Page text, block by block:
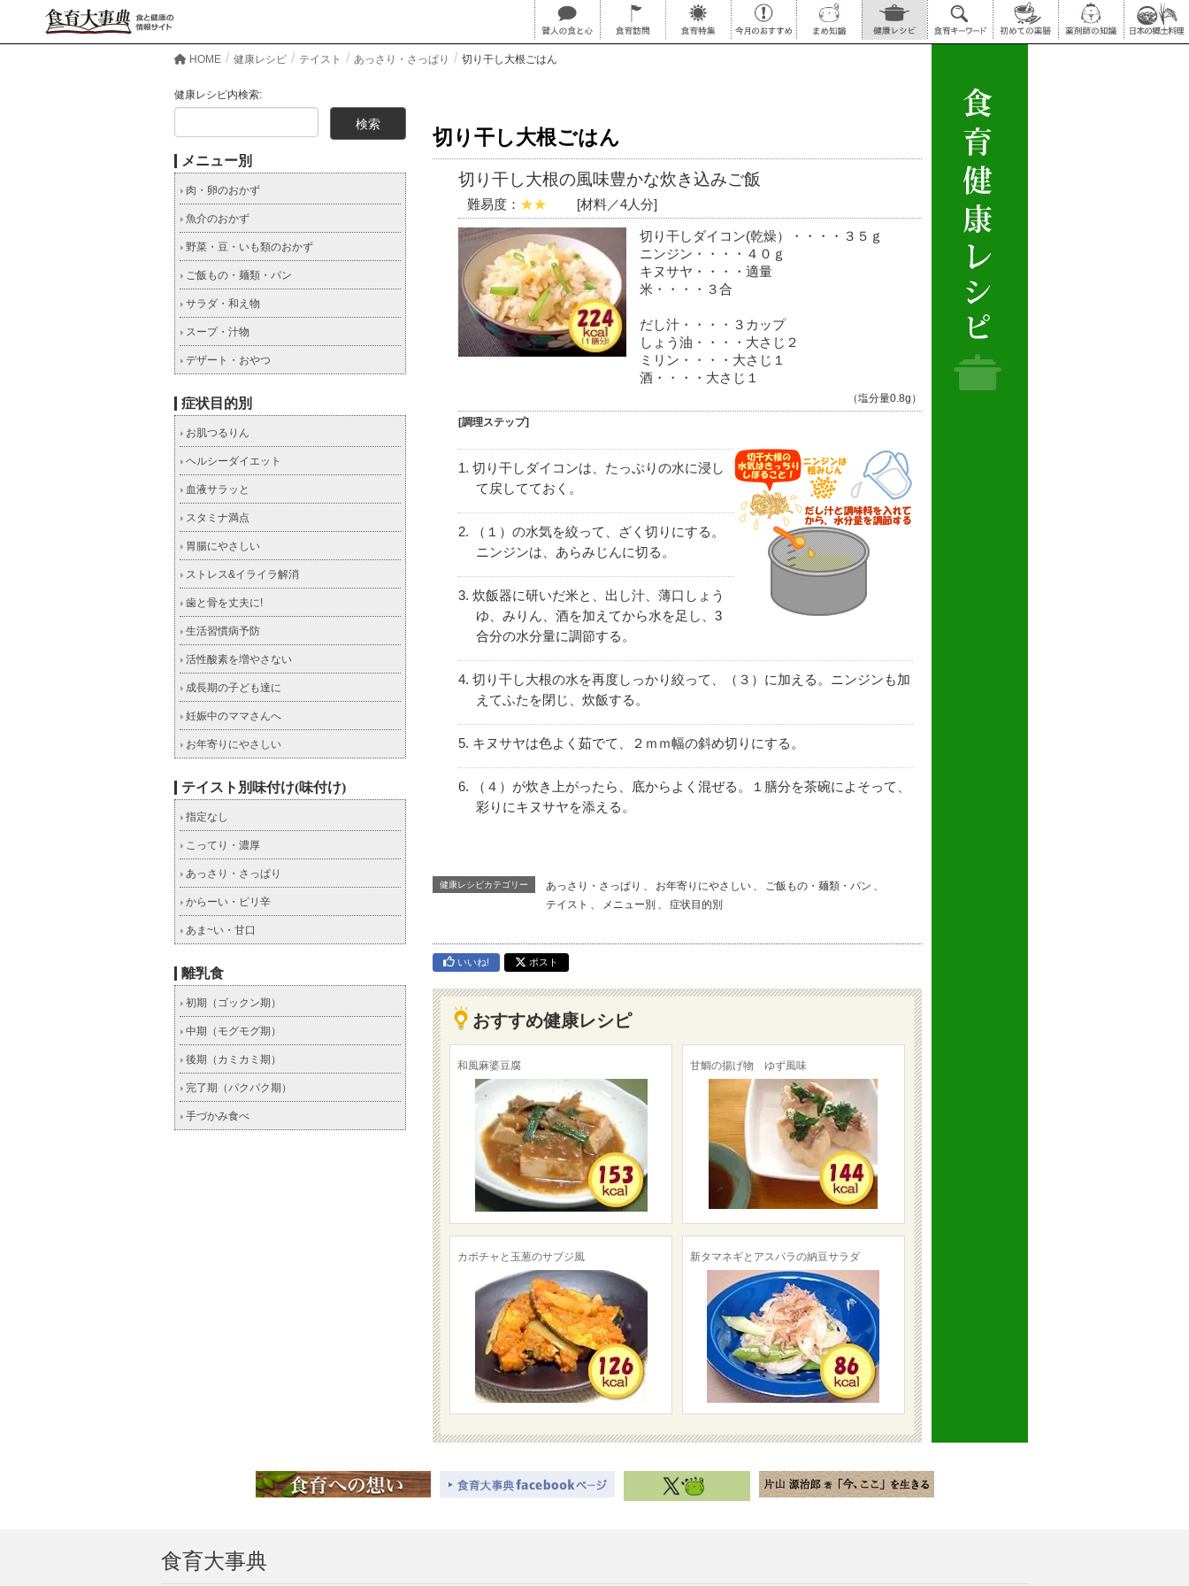
HOME 健康レシピ テイスト あっさり・さっぱり 切り干し大根ごはん
切り干し大根ごはん
切り干し大根の風味豊かな炊き込みご飯
難易度： ★★ [材料／4人分]
切り干しダイコン(乾燥）・・・・３５ｇ
ニンジン・・・・４０ｇ
キヌサヤ・・・・適量
米・・・・３合
だし汁・・・・３カップ
しょう油・・・・大さじ２
ミリン・・・・大さじ１
酒・・・・大さじ１
（塩分量0.8g）
[調理ステップ]
切り干しダイコンは、たっぷりの水に浸し
て戻してておく。
（１）の水気を絞って、ざく切りにする。
ニンジンは、あらみじんに切る。
炊飯器に研いだ米と、出し汁、薄口しょう
ゆ、みりん、酒を加えてから水を足し、3
合分の水分量に調節する。
切り干し大根の水を再度しっかり絞って、（３）に加える。ニンジンも加
えてふたを閉じ、炊飯する。
キヌサヤは色よく茹でて、２ｍｍ幅の斜め切りにする。
（４）が炊き上がったら、底からよく混ぜる。１膳分を茶碗によそって、
彩りにキヌサヤを添える。
健康レシピカテゴリー あっさり・さっぱり 、 お年寄りにやさしい 、 ご飯もの・麺類・パン 、
テイスト 、 メニュー別 、 症状目的別
いいね! ポスト
おすすめ健康レシピ
和風麻婆豆腐 甘鯛の揚げ物 ゆず風味
カボチャと玉葱のサブジ風 新タマネギとアスパラの納豆サラダ
健康レシピ内検索:
メニュー別
肉・卵のおかず
魚介のおかず
野菜・豆・いも類のおかず
ご飯もの・麺類・パン
サラダ・和え物
スープ・汁物
デザート・おやつ
症状目的別
お肌つるりん
ヘルシーダイエット
血液サラッと
スタミナ満点
胃腸にやさしい
ストレス&イライラ解消
歯と骨を丈夫に!
生活習慣病予防
活性酸素を増やさない
成長期の子ども達に
妊娠中のママさんへ
お年寄りにやさしい
テイスト別味付け(味付け)
指定なし
こってり・濃厚
あっさり・さっぱり
からーい・ピリ辛
あま~い・甘口
離乳食
初期（ゴックン期）
中期（モグモグ期）
後期（カミカミ期）
完了期（パクパク期）
手づかみ食べ
食育大事典